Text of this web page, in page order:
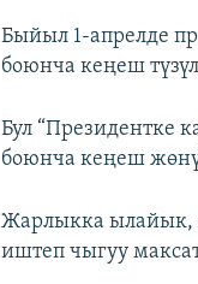
Быйыл 1-апрелде
боюнча кеңеш
Бул “Президентке
боюнча кеңеш
Жарлыкка ылайык,
иштеп чыгуу